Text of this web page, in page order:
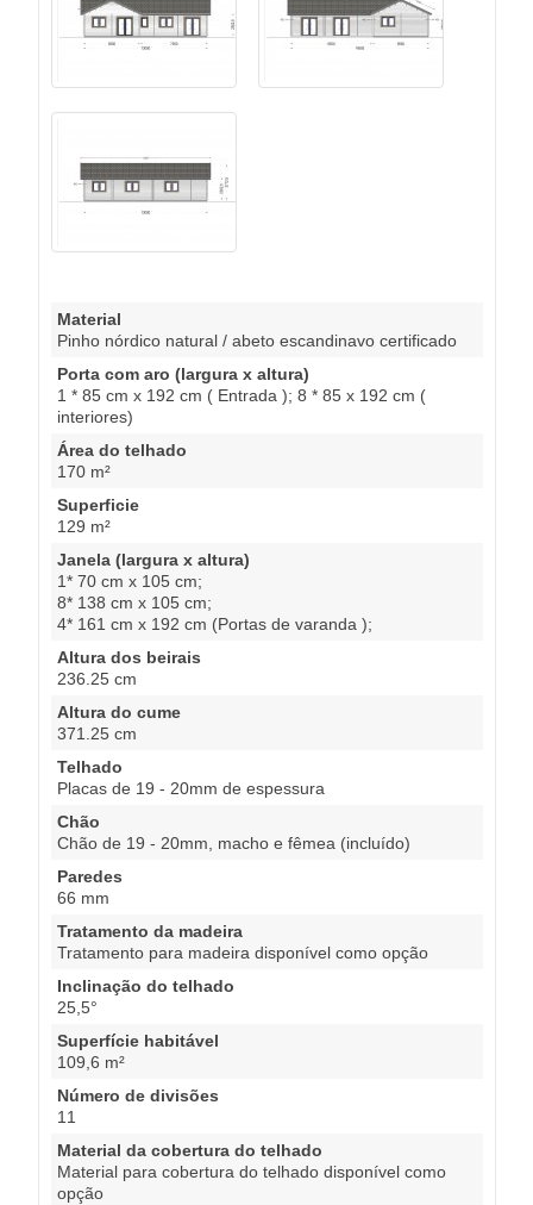
Material
Pinho nórdico natural / abeto escandinavo certificado
Porta com aro (largura x altura)
1 * 85 cm x 192 cm ( Entrada ); 8 * 85 x 192 cm (
interiores)
Área do telhado
170 m²
Superficie
129 m²
Janela (largura x altura)
1* 70 cm x 105 cm;
8* 138 cm x 105 cm;
4* 161 cm x 192 cm (Portas de varanda );
Altura dos beirais
236.25 cm
Altura do cume
371.25 cm
Telhado
Placas de 19 - 20mm de espessura
Chão
Chão de 19 - 20mm, macho e fêmea (incluído)
Paredes
66 mm
Tratamento da madeira
Tratamento para madeira disponível como opção
Inclinação do telhado
25,5°
Superfície habitável
109,6 m²
Número de divisões
11
Material da cobertura do telhado
Material para cobertura do telhado disponível como
opção